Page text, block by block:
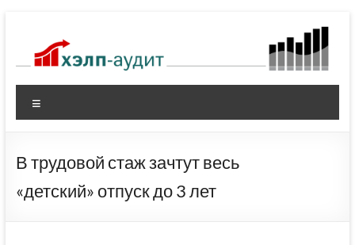
содержимому
В трудовой стаж зачтут весь
«детский» отпуск до 3 лет